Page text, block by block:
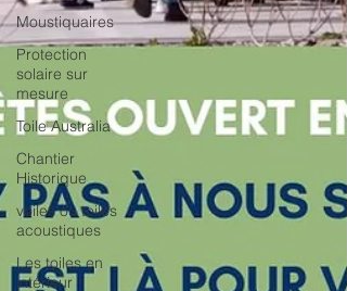
Moustiquaires
Protection
solaire sur
mesure
Toile Australia
Chantier
Historique
voiles ou toiles
acoustiques
Les toiles en
intérieur